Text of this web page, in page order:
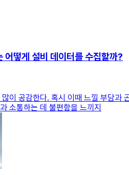
어떻게 설비 데이터를 수집할까?
이 공감한다. 혹시 이때 느낄 부담과
소통하는 데 불편함을 느끼지